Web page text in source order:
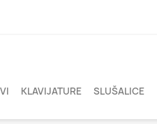
KLAVIJATURE SLUŠALICE